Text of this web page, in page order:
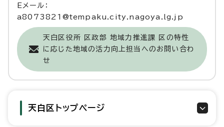
Eメール：
a8073821@tempaku.city.nagoya.lg.jp
天白区役所 区政部 地域力推進課 区の特性
に応じた地域の活力向上担当へのお問い合わ
せ
天白区トップページ